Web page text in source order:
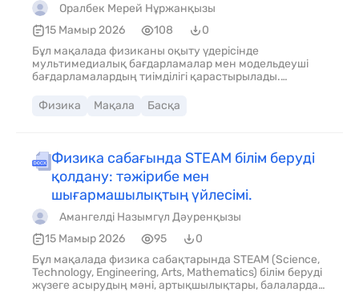
Оралбек Мерей Нұржанқызы
15 Мамыр 2026
108
0
Бұл мақалада физиканы оқыту үдерісінде
мультимедиалық бағдарламалар мен модельдеуші
бағдарламалардың тиімділігі қарастырылады.
пайдалану әдістері ұсынылады және физикалық
құбылыстарды визуализациялау арқылы
Физика Мақала Басқа
Физика сабағында STEAM білім беруді
қолдану: тәжірибе мен
шығармашылықтың үйлесімі.
Амангелді Назымгүл Дәуренқызы
15 Мамыр 2026
95
0
Бұл мақалада физика сабақтарында STEAM (Science,
Technology, Engineering, Arts, Mathematics) білім беруді
жүзеге асырудың мәні, артықшылықтары, балаларда